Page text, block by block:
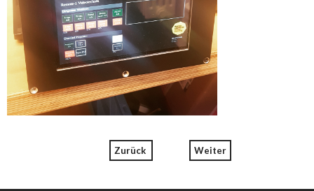
Zurück Weiter